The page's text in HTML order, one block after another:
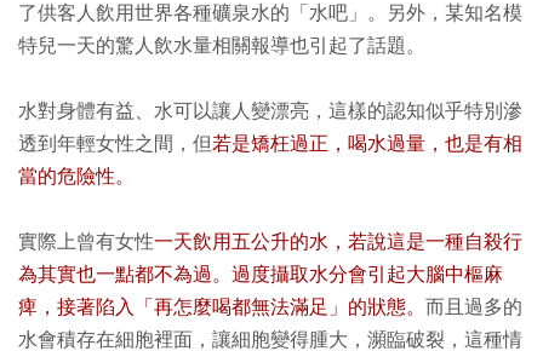
了供客人飲用世界各種礦泉水的「水吧」。另外，某知名模
特兒一天的驚人飲水量相關報導也引起了話題。
水對身體有益、水可以讓人變漂亮，這樣的認知似乎特別滲
透到年輕女性之間，但若是矯枉過正，喝水過量，也是有相
當的危險性。
實際上曾有女性一天飲用五公升的水，若說這是一種自殺行
為其實也一點都不為過。 過度攝取水分會引起大腦中樞麻
痺，接著陷入「再怎麼喝都無法滿足」的狀態。 而且過多的
水會積存在細胞裡面，讓細胞變得腫大，瀕臨破裂，這種情